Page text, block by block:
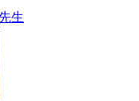
生